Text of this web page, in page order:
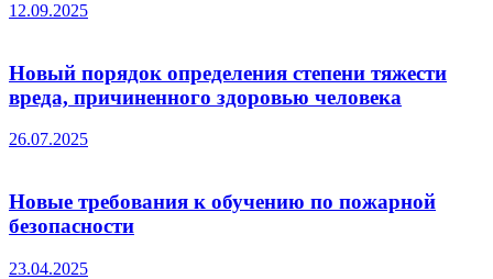
12.09.2025
Новый порядок определения степени тяжести
вреда, причиненного здоровью человека
26.07.2025
Новые требования к обучению по пожарной
безопасности
23.04.2025